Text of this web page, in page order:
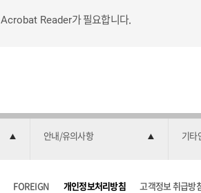
Acrobat Reader가 필요합니다.
안내/유의사항 기타
FOREIGN 개인정보처리방침 고객정보 취급방